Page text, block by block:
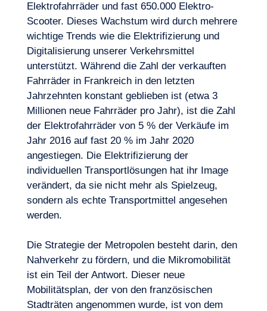
Elektrofahrräder und fast 650.000 Elektro-
Scooter. Dieses Wachstum wird durch mehrere
wichtige Trends wie die Elektrifizierung und
Digitalisierung unserer Verkehrsmittel
unterstützt. Während die Zahl der verkauften
Fahrräder in Frankreich in den letzten
Jahrzehnten konstant geblieben ist (etwa 3
Millionen neue Fahrräder pro Jahr), ist die Zahl
der Elektrofahrräder von 5 % der Verkäufeim
Jahr 2016 auf fast 20 % im Jahr 2020
angestiegen. Die Elektrifizierung der
individuellen Transportlösungen hat ihr Image
verändert, da sie nicht mehr als Spielzeug,
sondern als echte Transportmittel angesehen
werden.
Die Strategie der Metropolen besteht darin, den
Nahverkehr zu fördern, und die Mikromobilität
ist ein Teil der Antwort. Dieser neue
Mobilitätsplan, der von den französischen
Stadträten angenommen wurde, ist von dem